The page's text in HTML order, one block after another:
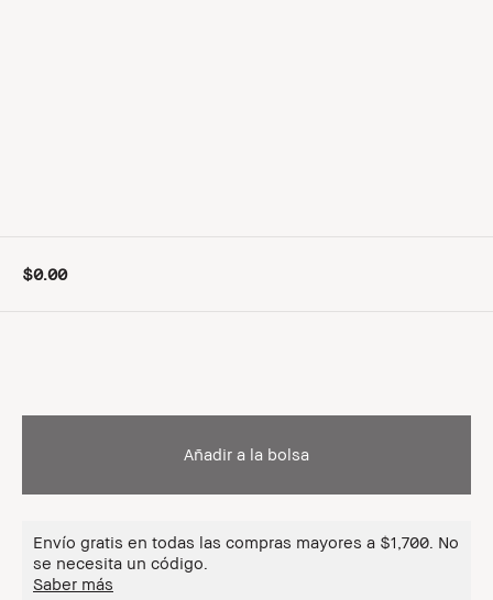
$0.00
Añadir a la bolsa
Envío gratis en todas las compras mayores a $1,700. No
se necesita un código.
Saber más